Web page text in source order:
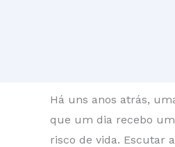
Há uns anos atrás,
que um dia recebo
risco de vida. Escutar